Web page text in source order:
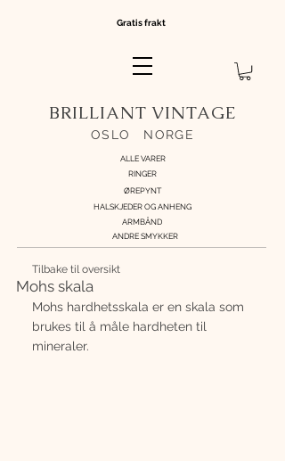
BRILLIANT VINTAGE
OSLO NORGE
Gratis frakt
ALLE VARER
RINGER
ØREPYNT
HALSKJEDER OG ANHENG
ARMBÅND
ANDRE SMYKKER
Tilbake til oversikt
Mohs skala
Mohs hardhetsskala er en skala som
brukes til å måle hardheten til
mineraler.